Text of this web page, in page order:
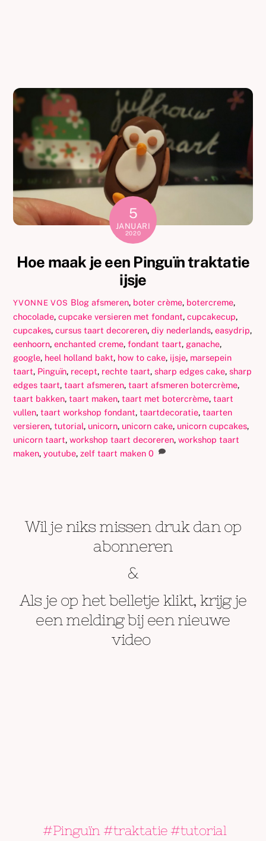
5
JANUARI
2020
Hoe maak je een Pinguïn traktatie
ijsje
YVONNE VOS Blog afsmeren, boter crème, botercreme,
chocolade,cupcake versieren met fondant,cupcakecup,
cupcakes,cursus taart decoreren,diy nederlands,easydrip,
eenhoorn,enchanted creme,fondant taart, ganache,
google, heel holland bakt, how to cake, ijsje, marsepein
taart, Pinguïn, recept, rechte taart,sharp edges cake,sharp
edges taart,taart afsmeren,taart afsmeren botercrème,
taart bakken,taart maken,taart met botercrème,taart
vullen,taart workshop fondant,taartdecoratie,taarten
versieren,tutorial, unicorn, unicorn cake, unicorn cupcakes,
unicorn taart,workshop taart decoreren,workshop taart
maken,youtube,zelf taart maken 0
Wil je niks missen druk dan op
abonneren
&
Als je op het belletje klikt, krijg je
een melding bij een nieuwe
video
#Pinguïn #traktatie #tutorial